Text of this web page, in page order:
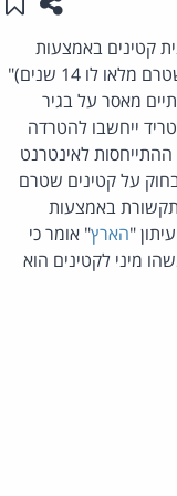
קטינים באמצעות
האינטרנט. ההצעה שכותרתה "הצעת חוק למניעת הטרדה מינית (תיקון מס' 4)(הטרדה של קטין שטרם מלאו לו 14 שנים)"
יהיה להטיל שנתיים מאסר על בגיר
התיקון כי מעשי המטריד ייחשבו להטרדה
ההתייחסות לאינטרנט
על קטינים שטרם
תקשורת באמצעות
"הארץ" אומר כי
מיני לקטינים הוא